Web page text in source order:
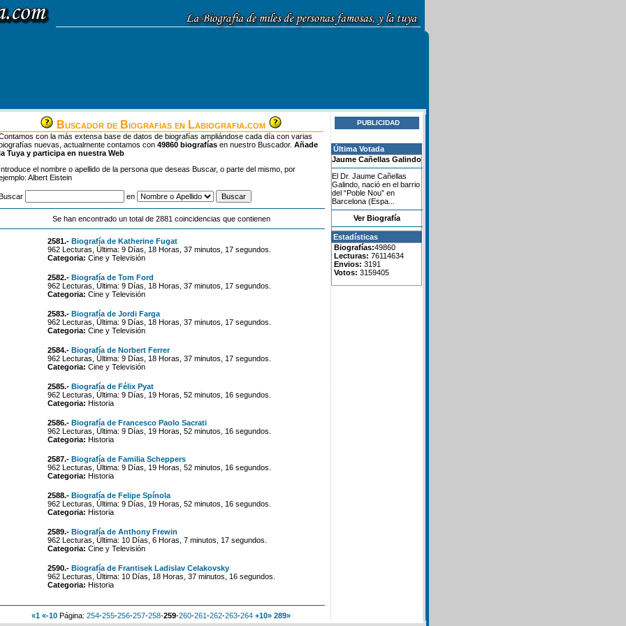
Buscador de Biografias en Labiografia.com
con la más extensa base de datos de biografías ampliándose cada día con varias
nuevas, actualmente contamos con 49860 biografías en nuestro Buscador. Añade
Tuya y participa en nuestra Web
Introduce el nombre o apellido de la persona que deseas Buscar, o parte del mismo, por
Albert Eistein
en
Se han encontrado un total de 2881 coincidencias que contienen
2581.- Biografía de Katherine Fugat
962 Lecturas, Última: 9 Días, 18 Horas, 37 minutos, 17 segundos.
Categoria: Cine y Televisión
2582.- Biografía de Tom Ford
962 Lecturas, Última: 9 Días, 18 Horas, 37 minutos, 17 segundos.
Categoria: Cine y Televisión
2583.- Biografía de Jordi Farga
962 Lecturas, Última: 9 Días, 18 Horas, 37 minutos, 17 segundos.
Categoria: Cine y Televisión
2584.- Biografía de Norbert Ferrer
962 Lecturas, Última: 9 Días, 18 Horas, 37 minutos, 17 segundos.
Categoria: Cine y Televisión
2585.- Biografía de Félix Pyat
962 Lecturas, Última: 9 Días, 19 Horas, 52 minutos, 16 segundos.
Categoria: Historia
2586.- Biografía de Francesco Paolo Sacrati
962 Lecturas, Última: 9 Días, 19 Horas, 52 minutos, 16 segundos.
Categoria: Historia
2587.- Biografía de Familia Scheppers
962 Lecturas, Última: 9 Días, 19 Horas, 52 minutos, 16 segundos.
Categoria: Historia
2588.- Biografía de Felipe Spínola
962 Lecturas, Última: 9 Días, 19 Horas, 52 minutos, 16 segundos.
Categoria: Historia
2589.- Biografía de Anthony Frewin
962 Lecturas, Última: 10 Días, 6 Horas, 7 minutos, 17 segundos.
Categoria: Cine y Televisión
2590.- Biografía de Frantisek Ladislav Celakovsky
962 Lecturas, Última: 10 Días, 18 Horas, 37 minutos, 16 segundos.
Categoria: Historia
«1 «-10 Página: 254-255-256-257-258-259-260-261-262-263-264 +10» 289»
PUBLICIDAD
Última Votada
Jaume Cañellas Galindo
El Dr. Jaume Cañellas
Galindo, nació en el barrio
del “Poble Nou” en
Barcelona (Espa...
Ver Biografía
Estadísticas
Biografías:49860
Lecturas: 76114634
Envios: 3191
Votos: 3159405